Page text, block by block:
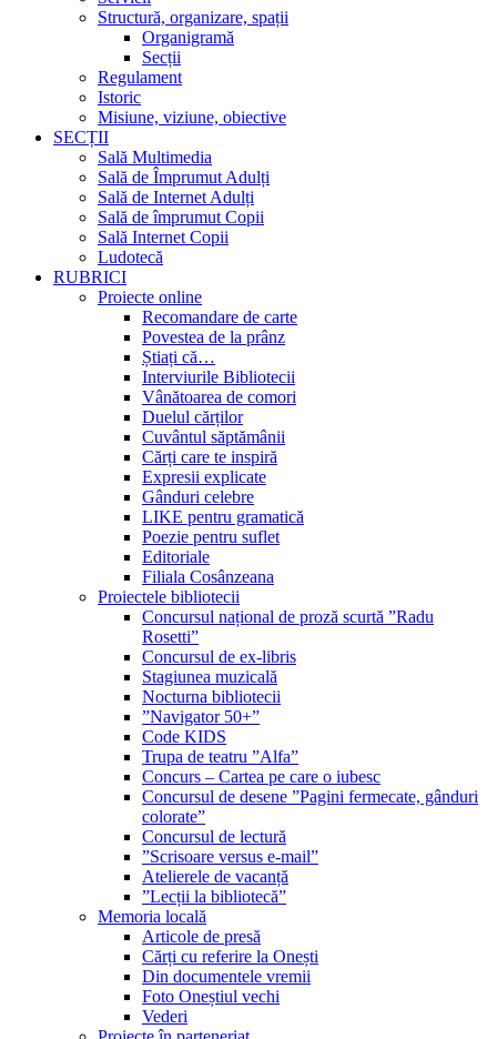
Structură, organizare, spații
Organigramă
Secții
Regulament
Istoric
Misiune, viziune, obiective
SECȚII
Sală Multimedia
Sală de Împrumut Adulți
Sală de Internet Adulți
Sală de împrumut Copii
Sală Internet Copii
Ludotecă
RUBRICI
Proiecte online
Recomandare de carte
Povestea de la prânz
Știați că…
Interviurile Bibliotecii
Vânătoarea de comori
Duelul cărților
Cuvântul săptămânii
Cărți care te inspiră
Expresii explicate
Gânduri celebre
LIKE pentru gramatică
Poezie pentru suflet
Editoriale
Filiala Cosânzeana
Proiectele bibliotecii
Concursul național de proză scurtă ”Radu
Rosetti”
Concursul de ex-libris
Stagiunea muzicală
Nocturna bibliotecii
”Navigator 50+”
Code KIDS
Trupa de teatru ”Alfa”
Concurs – Cartea pe care o iubesc
Concursul de desene ”Pagini fermecate, gânduri
colorate”
Concursul de lectură
”Scrisoare versus e-mail”
Atelierele de vacanță
”Lecții la bibliotecă”
Memoria locală
Articole de presă
Cărți cu referire la Onești
Din documentele vremii
Foto Oneștiul vechi
Vederi